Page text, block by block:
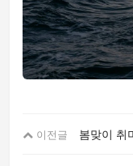
이전글 봄맞이 취